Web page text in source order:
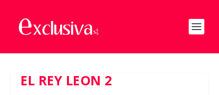
EL REY LEON 2